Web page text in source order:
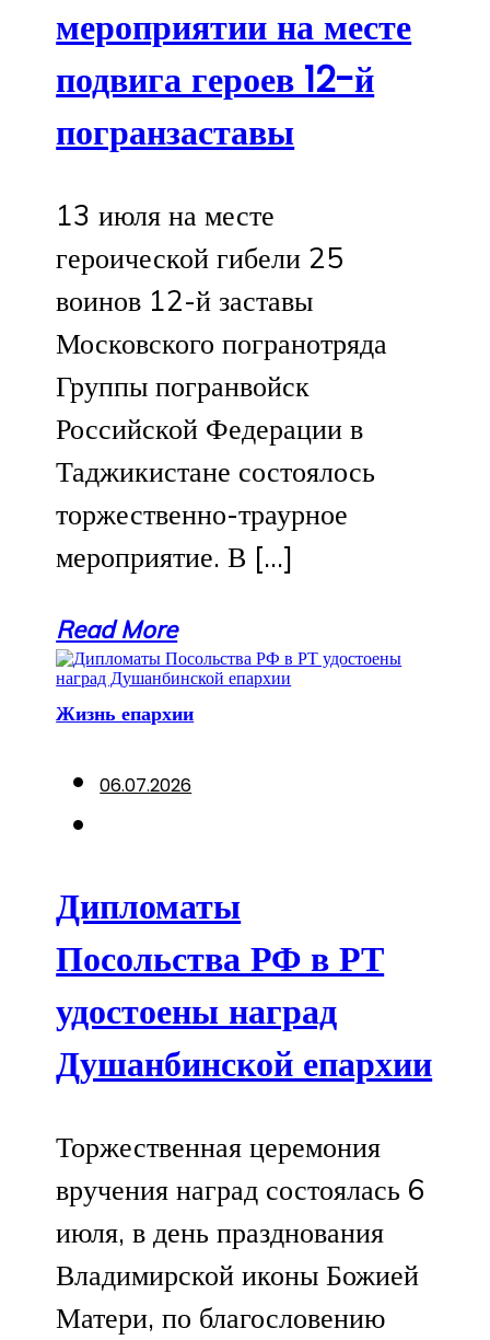
мероприятии на месте
подвига героев 12-й
погранзаставы
13 июля на месте
героической гибели 25
воинов 12-й заставы
Московского погранотряда
Группы погранвойск
Российской Федерации в
Таджикистане состоялось
торжественно-траурное
мероприятие. В […]
Read More
Жизнь епархии
06.07.2026
Дипломаты
Посольства РФ в РТ
удостоены наград
Душанбинской епархии
Торжественная церемония
вручения наград состоялась 6
июля, в день празднования
Владимирской иконы Божией
Матери, по благословению